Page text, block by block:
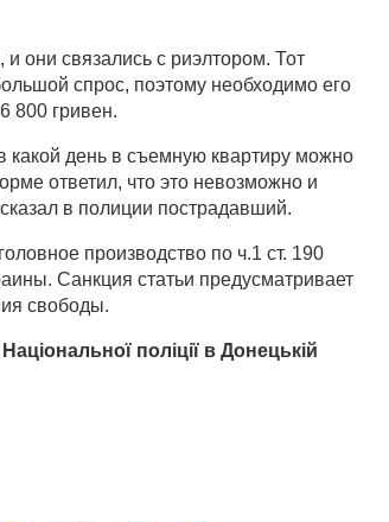
они связались с риэлтором. Тот
спрос, поэтому необходимо его
800 гривен.
какой день в съемную квартиру можно
ответил, что это невозможно и
в полиции пострадавший.
производство по ч.1 ст. 190
Санкция статьи предусматривает
свободы.
поліції в Донецькій